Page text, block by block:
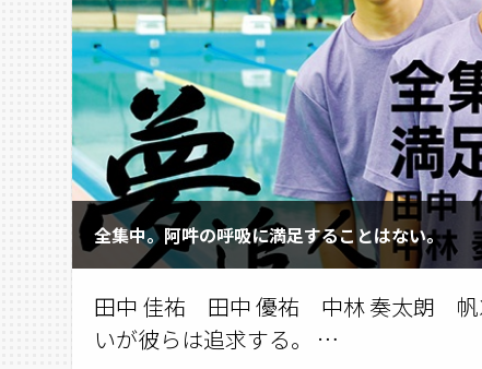
全集中。阿吽の呼吸に満足することはない。
田中 佳祐 田中 優祐 中林 奏太朗 帆
いが彼らは追求する。 …